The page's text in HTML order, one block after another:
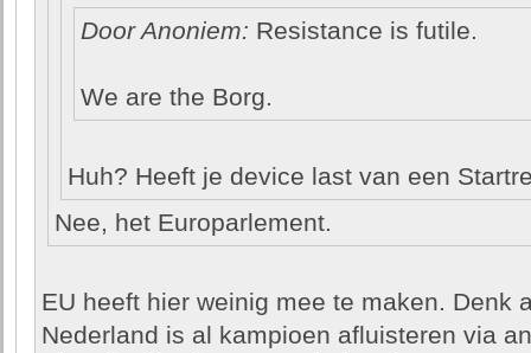
Door Anoniem: Resistance is futile.
We are the Borg.
Huh? Heeft je device last van een
Nee, het Europarlement.
EU heeft hier weinig mee te maken. Denk
Nederland is al kampioen afluisteren via